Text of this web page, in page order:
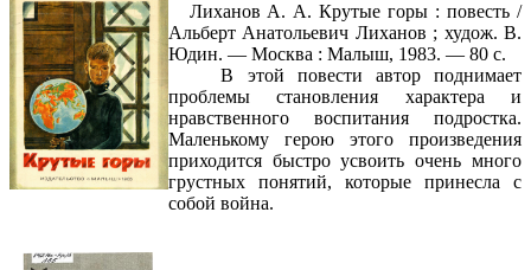
Лиханов А. А. Крутые горы : повесть /
Альберт Анатольевич Лиханов ; худож. В.
Юдин. — Москва : Малыш, 1983. — 80 с.
В этой повести автор поднимает
проблемы становления характера и
нравственного воспитания подростка.
Маленькому герою этого произведения
приходится быстро усвоить очень много
грустных понятий, которые принесла с
собой война.